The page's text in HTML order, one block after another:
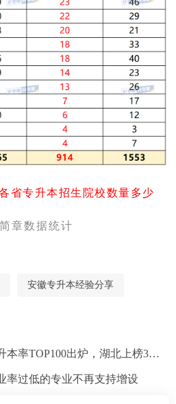
省专升本招生院校数量多少
章数据统计
安徽专升本经验分享
全国专科院校升本率TOP100出炉，湖北上榜3所院校！
率过低的专业不再支持增设